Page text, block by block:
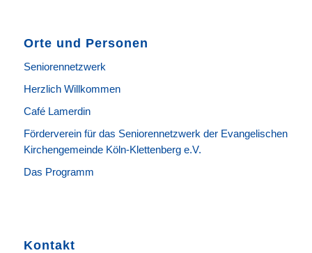
Orte und Personen
Seniorennetzwerk
Herzlich Willkommen
Café Lamerdin
Förderverein für das Seniorennetzwerk der Evangelischen
Kirchengemeinde Köln-Klettenberg e.V.
Das Programm
Kontakt